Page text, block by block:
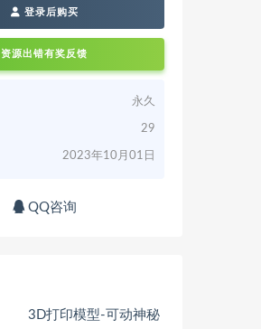
登录后购买
资源出错有奖反馈
永久
29
2023年10月01日
QQ咨询
3D打印模型-可动神秘